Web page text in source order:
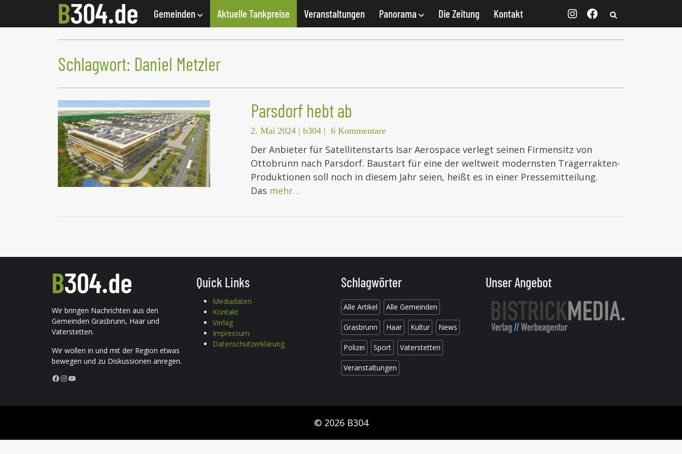
Gemeinden Aktuelle Tankpreise Veranstaltungen Panorama Die Zeitung Kontakt
Schlagwort: Daniel Metzler
Parsdorf hebt ab
2. Mai 2024 | b304 | 6 Kommentare
Der Anbieter für Satellitenstarts Isar Aerospace verlegt seinen Firmensitz von
Ottobrunn nach Parsdorf. Baustart für eine der weltweit modernsten Trägerrakten-
Produktionen soll noch in diesem Jahr seien, heißt es in einer Pressemitteilung.
Das mehr…
Wir bringen Nachrichten aus den
Gemeinden Grasbrunn, Haar und
Vaterstetten.
Wir wollen in und mit der Region etwas
bewegen und zu Diskussionen anregen.
Facebook InstagramYouTube
Quick Links
Mediadaten
Kontakt
Verlag
Impressum
Datenschutzerklärung
Schlagwörter
Alle Artikel Alle Gemeinden
Grasbrunn Haar Kultur News
Polizei Sport Vaterstetten
Veranstaltungen
Unser Angebot
© 2026 B304